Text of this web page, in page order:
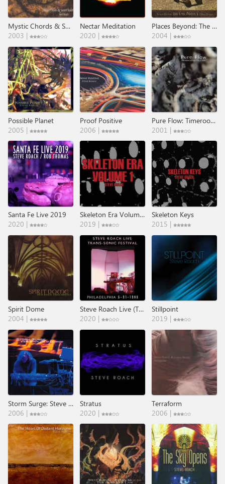
Mystic Chords & Sacred Spaces (Part 2)
2003 |
Nectar Meditation
2020 |
Places Beyond: The Lost Pieces 4
2004 |
Possible Planet
2005 |
Proof Positive
2006 |
Pure Flow: Timeroom Editions Collection 1
2001 |
Santa Fe Live 2019
2020 |
Skeleton Era Volume 1
2019 |
Skeleton Keys
2015 |
Spirit Dome
2004 |
Steve Roach Live (Trans​-​Sonic Festival Philadelphia 5​-​31​-​1986)
2020 |
Stillpoint
2019 |
Storm Surge: Steve Roach Live At NEARfest
2006 |
Stratus
2020 |
Terraform
2006 |